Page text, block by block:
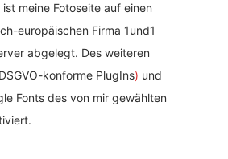
meine Fotoseite auf einen
europäischen Firma 1und1
abgelegt. Des weiteren
konforme PlugIns) und
Fonts des von mir gewählten